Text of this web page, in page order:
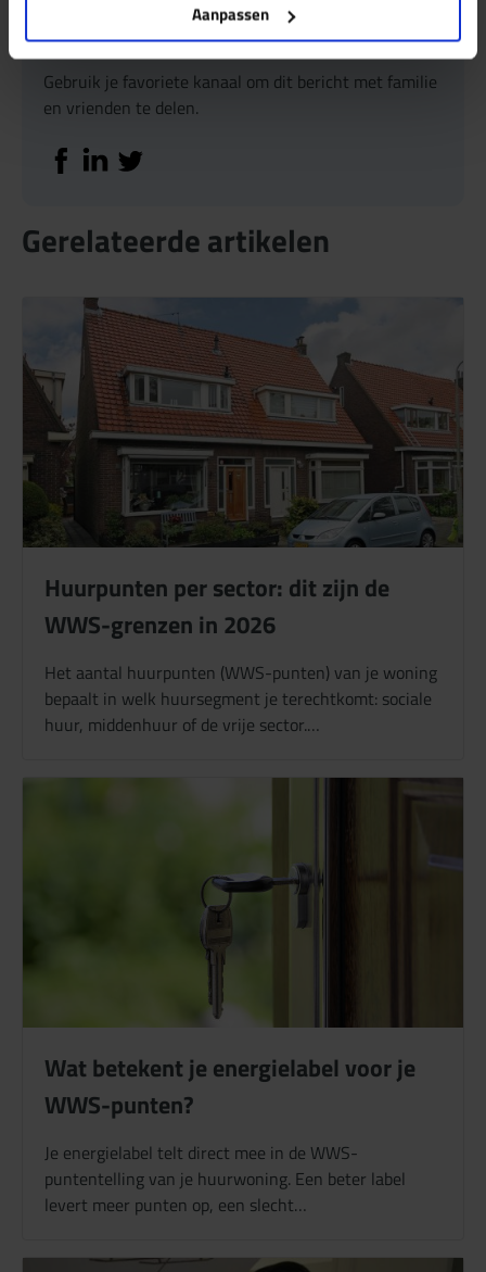
Aanpassen
Deel dit bericht
Gebruik je favoriete kanaal om dit bericht met familie
en vrienden te delen.
Deel op Facebook
Deel op Linkedin
Deel op Twitter
Gerelateerde artikelen
Huurpunten per sector: dit zijn de
WWS-grenzen in 2026
Het aantal huurpunten (WWS-punten) van je woning
bepaalt in welk huursegment je terechtkomt: sociale
huur, middenhuur of de vrije sector.…
Wat betekent je energielabel voor je
WWS-punten?
Je energielabel telt direct mee in de WWS-
puntentelling van je huurwoning. Een beter label
levert meer punten op, een slecht…